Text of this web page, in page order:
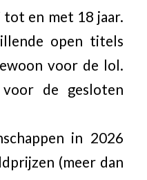
tot en met 18 jaar.
open titels
voor de lol.
de gesloten
in 2026
(meer dan